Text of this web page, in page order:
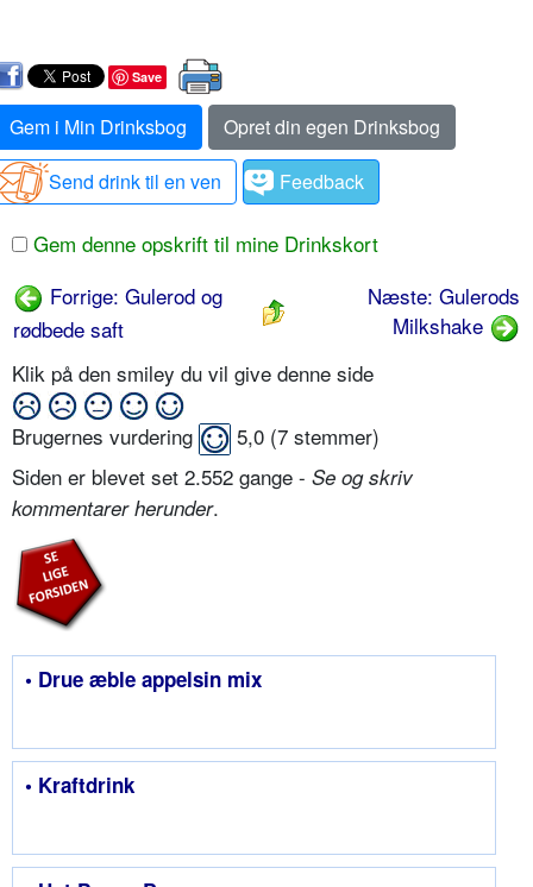
Save
Gem i Min Drinksbog
Opret din egen Drinksbog
Send drink til en ven
Feedback
Gem denne opskrift til mine Drinkskort
Forrige: Gulerod og
rødbede saft
Næste: Gulerods
Milkshake
Klik på den smiley du vil give denne side
Brugernes vurdering 5,0 (7 stemmer)
Siden er blevet set 2.552 gange - Se og skriv
kommentarer herunder.
• Drue æble appelsin mix
• Kraftdrink